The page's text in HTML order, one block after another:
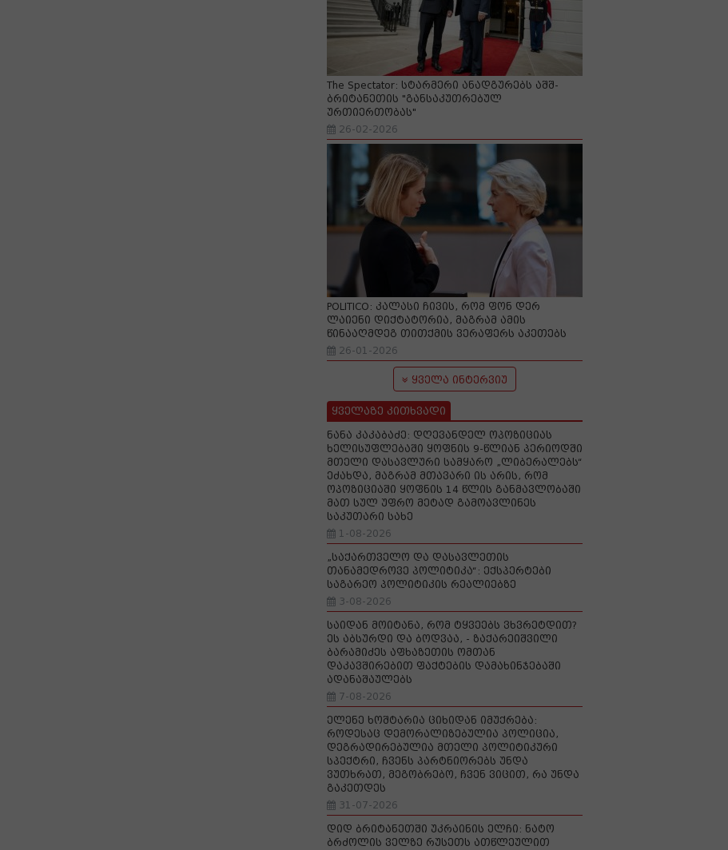
The Spectator: სტარმერი ანადგურებს აშშ-
ბრიტანეთის "განსაკუთრებულ
ურთიერთობას"
26-02-2026
POLITICO: კალასი ჩივის, რომ ფონ დერ
ლაიენი დიქტატორია, მაგრამ ამის
წინააღმდეგ თითქმის ვერაფერს აკეთებს
26-01-2026
ყველა ინტერვიუ
ყველაზე კითხვადი
ნანა კაკაბაძე: დღევანდელ ოპოზიციას
ხელისუფლებაში ყოფნის 9-წლიან პერიოდში
მთელი დასავლური სამყარო „ლიბერალებს“
ეძახდა, მაგრამ მთავარი ის არის, რომ
ოპოზიციაში ყოფნის 14 წლის განმავლობაში
მათ სულ უფრო მეტად გამოავლინეს
საკუთარი სახე
1-08-2026
„საქართველო და დასავლეთის
თანამედროვე პოლიტიკა“: ექსპერტები
საგარეო პოლიტიკის რეალიებზე
3-08-2026
საიდან მოიტანა, რომ ტყვეებს ვხვრეტდით?
ეს აბსურდი და ბოდვაა, - ზაქარეიშვილი
ბარამიძეს აფხაზეთის ომთან
დაკავშირებით ფაქტების დამახინჯებაში
ადანაშაულებს
7-08-2026
ელენე ხოშტარია ციხიდან იმუქრება:
როდესაც დემორალიზებულია პოლიცია,
დეგრადირებულია მთელი პოლიტიკური
სპექტრი, ჩვენს პარტნიორებს უნდა
ვუთხრათ, მეგობრებო, ჩვენ ვიცით, რა უნდა
გაკეთდეს
31-07-2026
დიდ ბრიტანეთში უკრაინის ელჩი: ნატო
ბრძოლის ველზე რუსეთს ათწლეულით